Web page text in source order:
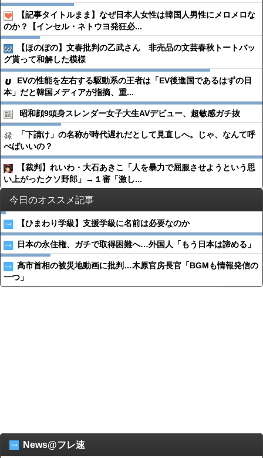
【記事タイトルまま】なぜ日本人女性は韓国人男性にメロメロな
のか？【インセル・ネトウヨ発狂必...
【ほのぼの】文春批判の乙武さん 非売品の文芸春秋トートバッ
グ貰って和解した模様
EVの性能を左右する駆動系の王者は「EV後進国であるはずの日
本」だと韓国メディアが指摘、重...
昭和顔9頭身スレンダー女子大生AVデビュー、超敏感ガチ抜
「下請け」の名称が時代遅れだとして見直しへ。じゃ、なんて呼
べばいいの？
【裁判】れいわ・大石あきこ「人を暴力で屈服させようという思
い上がったクソ野郎」→１審「激し...
今日のオススメ記事
【ひまわり学級】支援学級に名前は必要なのか
日本の永住権、ガチで取得困難へ…外国人「もう日本は諦める」
高市首相の被災地動画に批判…木原官房長官「BGMも情報発信の
一つ」
News@フレ速